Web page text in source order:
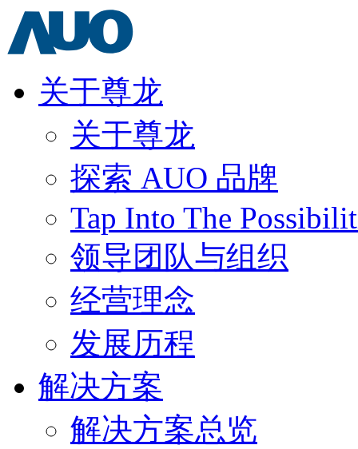
关于尊龙
关于尊龙
探索 AUO 品牌
Tap Into The
领导团队与组织
经营理念
发展历程
解决方案
解决方案总览